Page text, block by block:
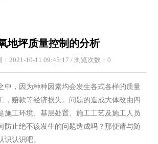
地坪质量控制的分析
2021-10-11 09:45:17 / 浏览次数： 0
中，因为种种因素均会发生各式各样的质量
，赔款等经济损失。问题的造成大体改由四
施工环境、基层处置、施工工艺及施工人员
防止绝不该发生的问题造成吗？那便请与随
识认识吧。